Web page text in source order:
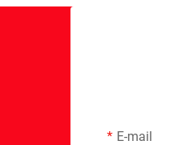
E-mail